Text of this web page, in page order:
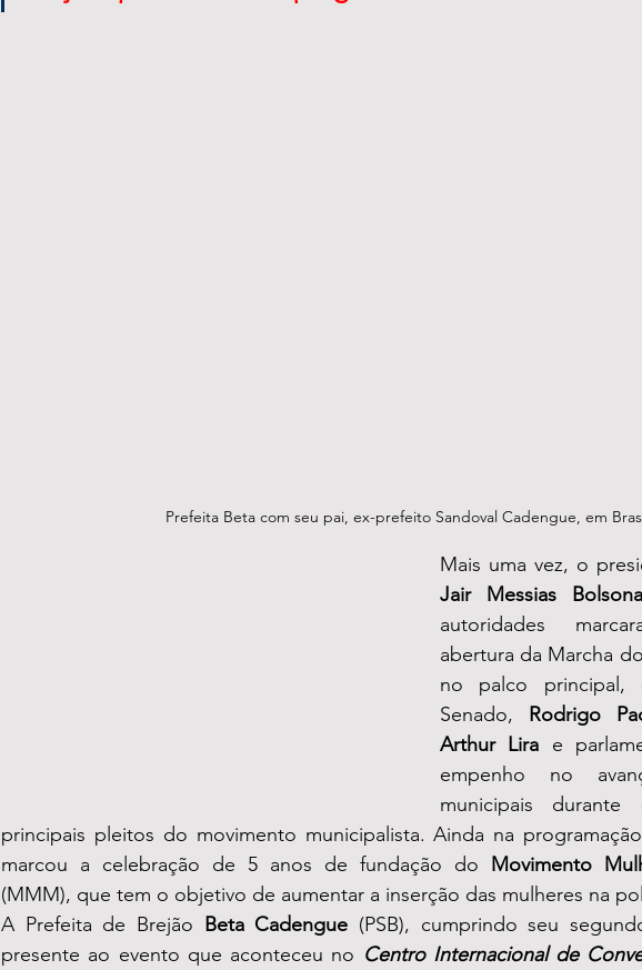
Prefeita Beta com seu pai, ex-prefeito Sandoval Cadengue, em
Jair Messias
autoridades
abertura da Marcha
no palco principal,
Senado,
Rodrigo
Arthur Lira e
empenho no
municipais
principais pleitos do movimento municipalista. Ainda na
marcou a celebração de 5 anos de fundação do Movimento
(MMM), que tem o objetivo de aumentar a inserção das mulheres na
A Prefeita de Brejão Beta Cadengue (PSB), cumprindo seu
presente ao evento que aconteceu no Centro Internacional de